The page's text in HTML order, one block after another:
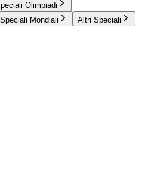
Olimpiadi
Speciali Mondiali Altri Speciali